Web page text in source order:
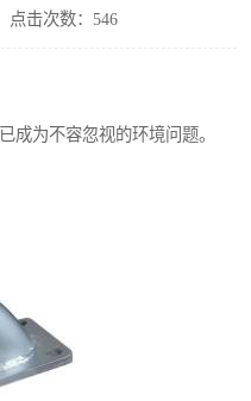
点击次数：546
成为不容忽视的环境问题。